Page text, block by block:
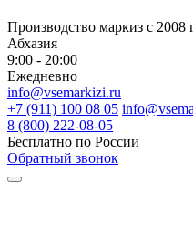
Производство маркиз с 2008
Абхазия
9:00 - 20:00
Ежедневно
info@vsemarkizi.ru
+7 (911) 100 08 05
8 (800) 222-08-05
Бесплатно по России
Обратный звонок